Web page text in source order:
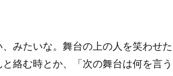
みたいな。舞台の上の人を笑わせた
絡む時とか、「次の舞台は何を言う